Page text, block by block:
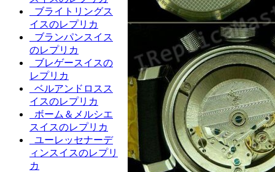
ブライトリングス
イスのレプリカ
ブランパンスイス
のレプリカ
ブレゲースイスの
レプリカ
ベルアンドロスス
イスのレプリカ
ボーム＆メルシエ
スイスのレプリカ
ユーレッセナーデ
ィンスイスのレプリ
カ